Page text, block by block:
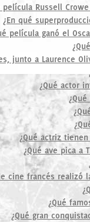
película Russell
¿En qué
película ganó el
junto a Laurence
¿Qué actor
¿Qué actriz
¿Qué ave pica a
cine francés realizó
¿Qué
¿Qué gran